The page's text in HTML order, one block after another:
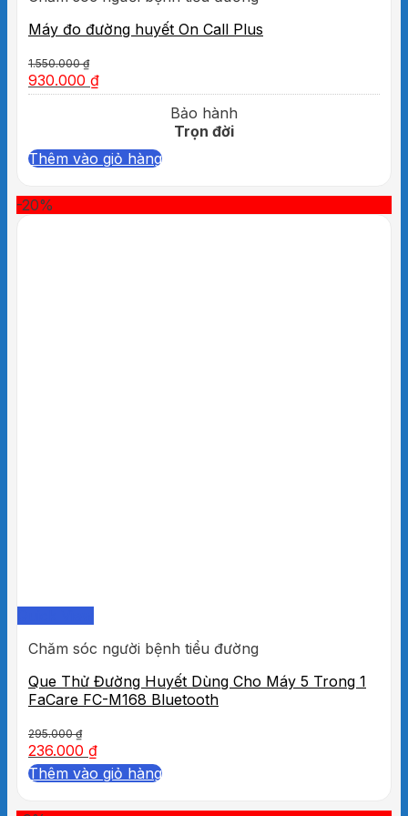
Máy đo đường huyết On Call Plus
1.550.000₫
930.000 ₫
Bảo hành
Trọn đời
Thêm vào giỏ hàng
-20%
Chăm sóc người bệnh tiểu đường
Que Thử Đường Huyết Dùng Cho Máy 5 Trong 1
FaCare FC-M168 Bluetooth
295.000₫
236.000 ₫
Thêm vào giỏ hàng